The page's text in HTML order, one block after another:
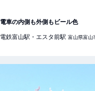
電車の内側も外側もビール色
電鉄富山駅・エスタ前駅 富山県富山